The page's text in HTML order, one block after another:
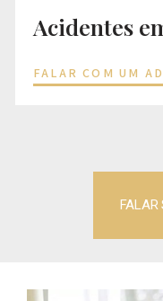
Acidentes
FALAR COM UM
FALAR